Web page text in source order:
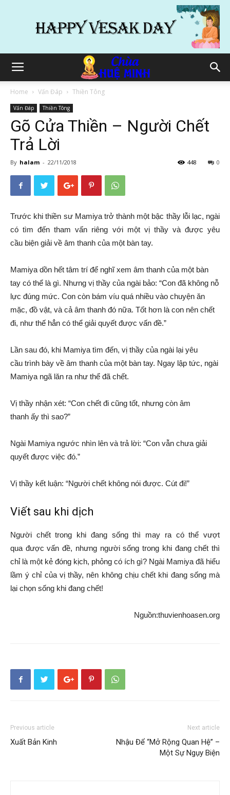
Home Vấn Đáp Thiền Tông
Vấn Đáp Thiền Tông
Gõ Cửa Thiền – Người Chết
Trả Lời
By halam - 22/11/2018 0
448
Trước khithiền sưMamiya trở thành một bậc thầy lỗi lạc, ngài
có tìm đếntham vấn riêng với một vị thầy và đượcyêu
cầu biện giải về âm thanh của một bàn tay.
Mamiya dồn hết tâm trí để nghĩ xem âm thanh của một bàn
tay có thể là gì. Nhưng vị thầy của ngài bảo: “Con đã không nỗ
lực đúng mức. Con còn bám víu quá nhiều vào chuyện ăn
mặc, đồ vật, và cả âm thanh đó nữa. Tốt hơn là con nên chết
đi, như thế hẳn có thể giải quyết được vấn đề.”
Lần sau đó, khi Mamiya tìm đến, vị thầy của ngài lại yêu
cầu trình bày về âm thanh của một bàn tay. Ngay lập tức, ngài
Mamiya ngã lăn ra như thể đã chết.
Vị thầy nhận xét: “Con chết đi cũng tốt, nhưng còn âm
thanh ấy thì sao?”
Ngài Mamiya ngước nhìn lên và trả lời: “Con vẫn chưa giải
quyết được việc đó.”
Vị thầy kết luận: “Người chết không nói được. Cút đi!”
Viết sau khi dịch
Người chết trong khi đang sống thì may ra có thể vượt
qua đượcvấn đề, nhưng người sống trong khi đang chết thì
chỉ là một kẻ đóng kịch, phỏng có ích gì? Ngài Mamiya đã hiểu
lầm ý chỉ của vị thầy, nên không chịu chết khi đang sống mà
lại chọn sống khi đang chết!
Nguồn:thuvienhoasen.org
Previous article
Xuất Bản Kinh
Next article
Nhậu Để “Mở Rộng Quan Hệ” –
Một Sự Ngụy Biện